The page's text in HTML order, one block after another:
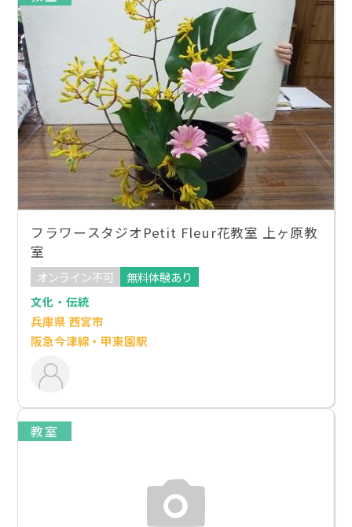
フラワースタジオPetit Fleur花教室 上ヶ原教
室
オンライン不可
無料体験あり
文化・伝統
兵庫県 西宮市
阪急今津線・甲東園駅
教室